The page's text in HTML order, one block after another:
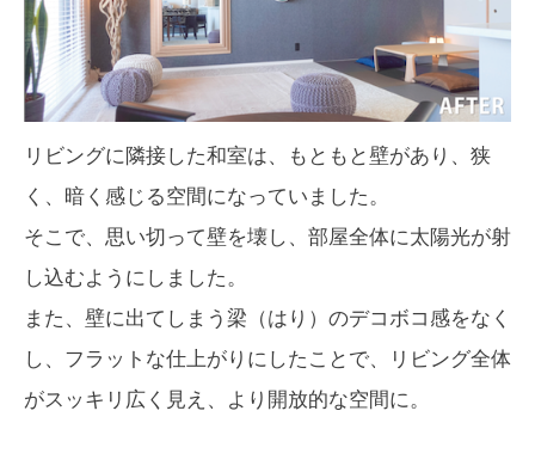
リビングに隣接した和室は、もともと壁があり、狭
く、暗く感じる空間になっていました。
そこで、思い切って壁を壊し、部屋全体に太陽光が射
し込むようにしました。
また、壁に出てしまう梁（はり）のデコボコ感をなく
し、フラットな仕上がりにしたことで、リビング全体
がスッキリ広く見え、より開放的な空間に。